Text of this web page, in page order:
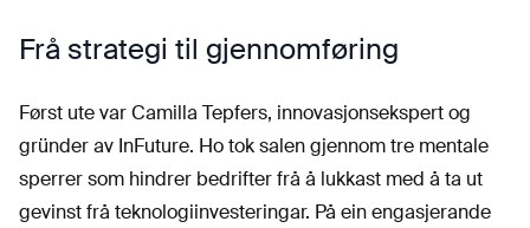
Frå strategi til gjennomføring
Først ute var Camilla Tepfers, innovasjonsekspert og
gründer av InFuture. Ho tok salen gjennom tre mentale
sperrer som hindrer bedrifter frå å lukkast med å ta ut
gevinst frå teknologiinvesteringar. På ein engasjerande